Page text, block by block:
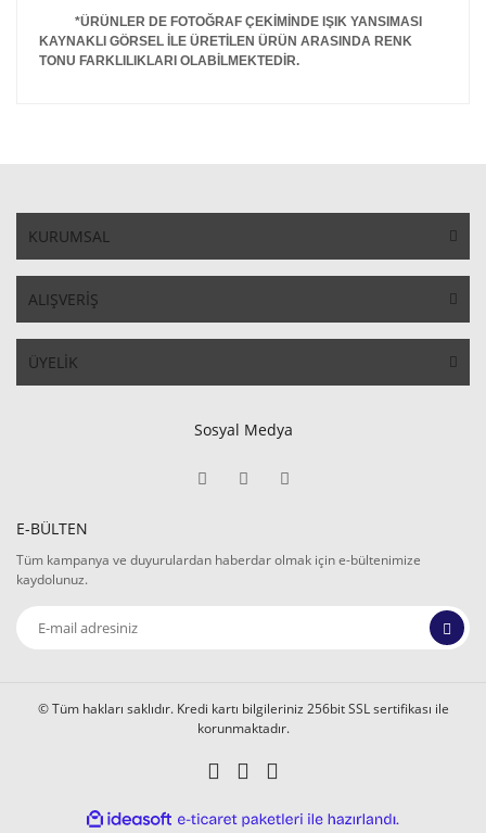
*ÜRÜNLER DE FOTOĞRAF ÇEKİMİNDE IŞIK YANSIMASI
KAYNAKLI GÖRSEL İLE ÜRETİLEN ÜRÜN ARASINDA RENK
TONU FARKLILIKLARI OLABİLMEKTEDİR.
KURUMSAL
ALIŞVERİŞ
ÜYELİK
Sosyal Medya
E-BÜLTEN
Tüm kampanya ve duyurulardan haberdar olmak için e-bültenimize
kaydolunuz.
© Tüm hakları saklıdır. Kredi kartı bilgileriniz 256bit SSL sertifikası ile
korunmaktadır.
ideasoft
e-